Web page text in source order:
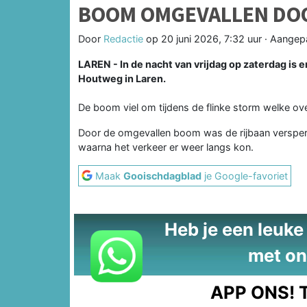
BOOM OMGEVALLEN
Door Redactie op 20 juni 2026, 7:32 uur ·
LAREN - In de nacht van vrijdag op zaterdag
Houtweg in Laren.
De boom viel om tijdens de flinke storm welke
Door de omgevallen boom was de rijbaan
waarna het verkeer er weer langs kon.
Maak Gooischdagblad je Google-favoriet
Heb je een
met
APP ONS!